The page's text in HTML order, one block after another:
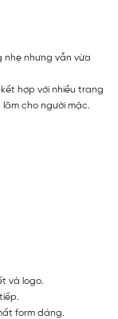
nhẹ nhưng vẫn vừa
hợp với nhiều trang
cho người mặc.
và logo.
form dáng.